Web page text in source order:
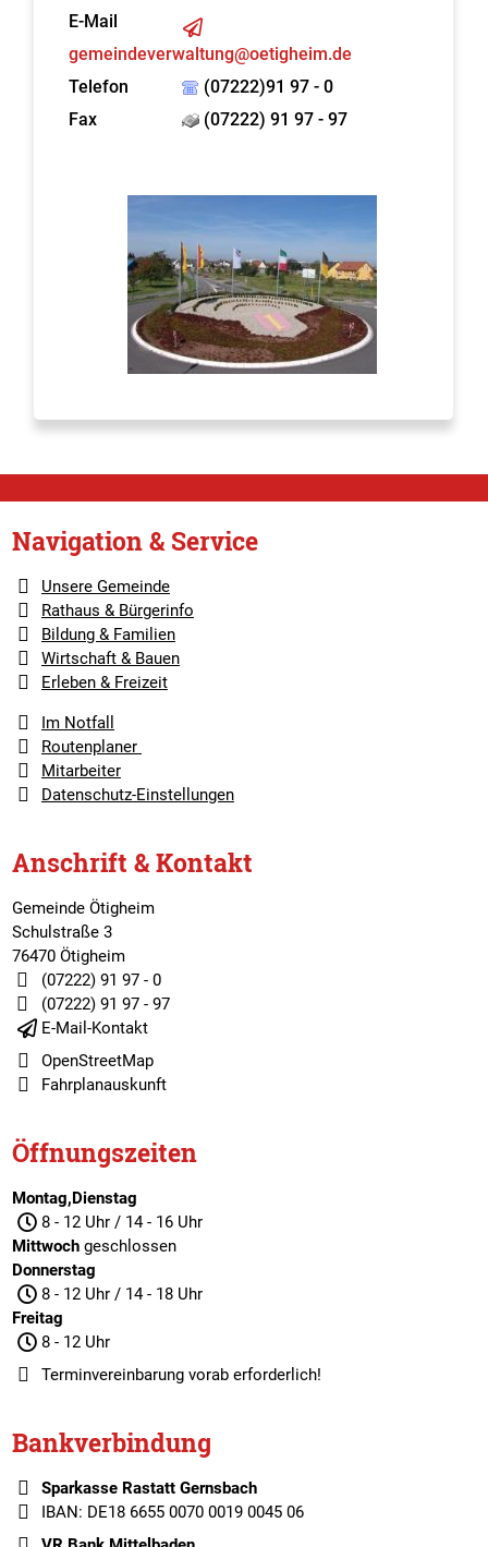
E-Mail
gemeindeverwaltung@oetigheim.de
Telefon
(07222)91 97 - 0
Fax
(07222) 91 97 - 97
Navigation & Service
Unsere Gemeinde
Rathaus & Bürgerinfo
Bildung & Familien
Wirtschaft & Bauen
Erleben & Freizeit
Im Notfall
Routenplaner
Mitarbeiter
Datenschutz-Einstellungen
Anschrift & Kontakt
Gemeinde Ötigheim
Schulstraße 3
76470 Ötigheim
(07222) 91 97 - 0
(07222) 91 97 - 97
E-Mail-Kontakt
OpenStreetMap
Fahrplanauskunft
Öffnungszeiten
Montag,Dienstag
8 - 12 Uhr / 14 - 16 Uhr
Mittwochgeschlossen
Donnerstag
8 - 12 Uhr / 14 - 18 Uhr
Freitag
8 - 12 Uhr
Terminvereinbarungvorab erforderlich!
Bankverbindung
Sparkasse Rastatt Gernsbach
IBAN: DE18 6655 0070 0019 0045 06